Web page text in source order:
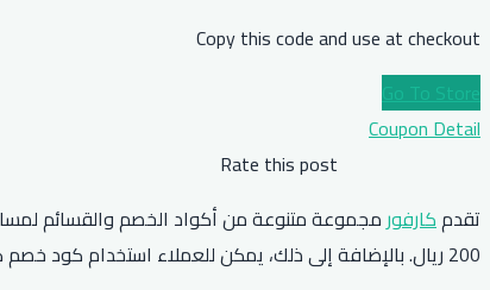
Copy this code and use at checkout
Go To Store
Coupon Detail
Rate this post
تقدمكارفور
200 ريال. بالإضافة إلى ذلك، يمكن للعملاء استخدام كود خصم كارفور 2026 “HELLO10” للحصول على خصم يصل إلى 85٪ وخصومات عالية على العروض.